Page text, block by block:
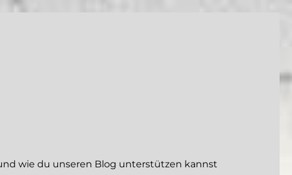
wie du unseren Blog unterstützen kannst